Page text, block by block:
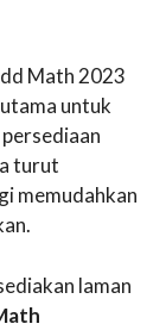
Math 2023
untuk
turut
memudahkan
laman